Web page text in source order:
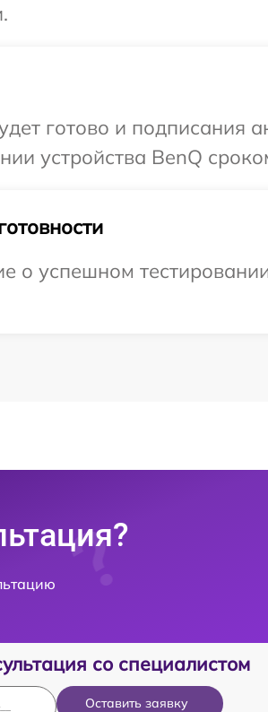
готово и
устройства BenQ
о успешном
со специалистом
Оставить заявку